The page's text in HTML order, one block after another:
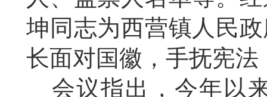
坤同志为西营镇人民
长面对国徽，手抚宪法
会议指出，今年以